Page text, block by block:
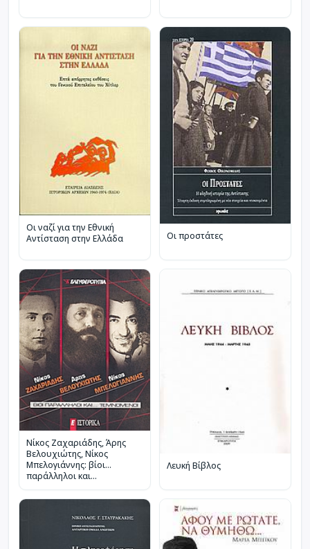
Οι ναζί για την Εθνική
Αντίσταση στην Ελλάδα
Οι προστάτες
Νίκος Ζαχαριάδης, Άρης
Βελουχιώτης, Νίκος
Μπελογιάννης: βίοι
παράλληλοι και...
Λευκή Βίβλος